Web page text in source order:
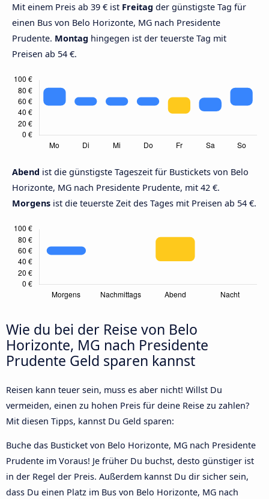
Mit einem Preis ab 39 € ist Freitag der günstigste Tag für
einen Bus von Belo Horizonte, MG nach Presidente
Prudente. Montag hingegen ist der teuerste Tag mit
Preisen ab 54 €.
Abend ist die günstigste Tageszeit für Bustickets von Belo
Horizonte, MG nach Presidente Prudente, mit 42 €.
Morgens ist die teuerste Zeit des Tages mit Preisen ab 54 €.
Wie du bei der Reise von Belo
Horizonte, MG nach Presidente
Prudente Geld sparen kannst
Reisen kann teuer sein, muss es aber nicht! Willst Du
vermeiden, einen zu hohen Preis für deine Reise zu zahlen?
Mit diesen Tipps, kannst Du Geld sparen:
Buche das Busticket von Belo Horizonte, MG nach Presidente
Prudente im Voraus! Je früher Du buchst, desto günstiger ist
in der Regel der Preis. Außerdem kannst Du dir sicher sein,
dass Du einen Platz im Bus von Belo Horizonte, MG nach